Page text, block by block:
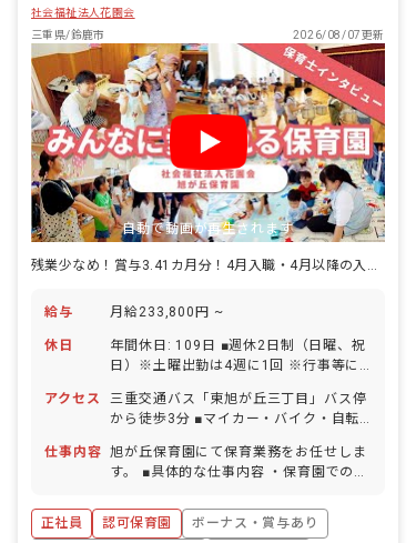
社会福祉法人花園会
三重県/鈴鹿市
2026/08/07更新
自動で動画が再生されます
残業少なめ！賞与3.41カ月分！4月入職・4月以降の入職も歓迎です
給与 月給233,800円 ~
休日
年間休日: 109日 ■週休2日制（日曜、祝
日）※土曜出勤は4週に1回 ※行事等に
場合は平日に振替休日取得 ■年末年始休
暇（12/29～1/3） ■有給休暇（法定通
りに付与／取得率84％／半日単位での取
得可／5日以上の応相談） ■産前産後・
100％）※入職1年後から利用可能、復
帰サポートも対応！ ■介護・看護休暇 ■
アクセス
三重交通バス「東旭が丘三丁目」バス停
から徒歩3分 ■マイカー・バイク・自転
仕事内容 旭が丘保育園にて保育業務をお任せしま
す。 ■具体的な仕事内容 ・保育園での保
び ・給食、お昼寝、トイレのサポート
・保護者との連携（アプリ含む） ・書類
正社員 認可保育園
ボーナス・賞与あり